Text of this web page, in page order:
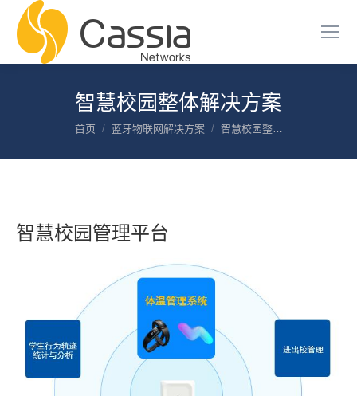
智慧校园整体解决方案
您在这里：
首页 蓝牙物联网解决方案 智慧校园整…
智慧校园管理平台